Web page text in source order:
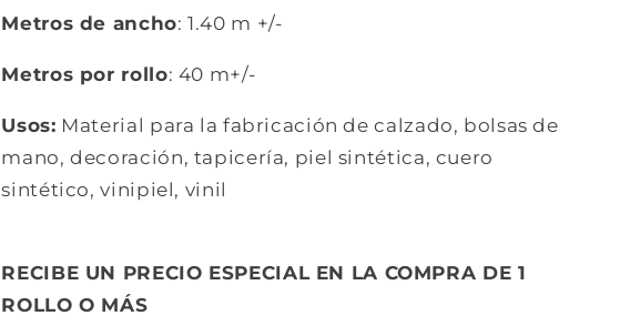
Metros de ancho: 1.40 m +/-
Metros por rollo: 40 m+/-
Usos: Material para la fabricación de calzado, bolsas de
mano, decoración, tapicería, piel sintética, cuero
sintético, vinipiel, vinil
RECIBE UN PRECIO ESPECIAL EN LA COMPRA DE 1
ROLLO O MÁS